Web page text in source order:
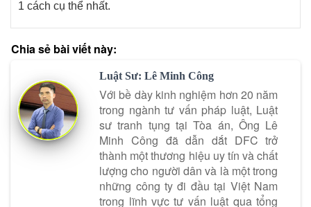
1 cách cụ thể nhất.
Chia sẻ bài viết này:
Luật Sư: Lê Minh Công
Với bề dày kinh nghiệm hơn 20 năm
trong ngành tư vấn pháp luật, Luật
sư tranh tụng tại Tòa án, Ông Lê
Minh Công đã dẫn dắt DFC trở
thành một thương hiệu uy tín và chất
lượng cho người dân và là một trong
những công ty đi đầu tại Việt Nam
trong lĩnh vực tư vấn luật qua tổng